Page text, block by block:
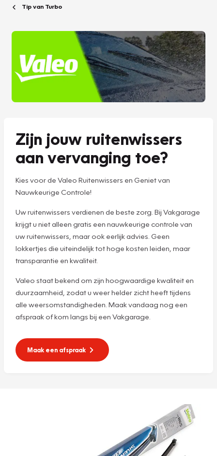
Tip van Turbo
Zijn jouw ruitenwissers
aan vervanging toe?
Kies voor de Valeo Ruitenwissers en Geniet van
Nauwkeurige Controle!
Uw ruitenwissers verdienen de beste zorg. Bij Vakgarage
krijgt u niet alleen gratis een nauwkeurige controle van
uw ruitenwissers, maar ook eerlijk advies. Geen
lokkertjes die uiteindelijk tot hoge kosten leiden, maar
transparantie en kwaliteit.
Valeo staat bekend om zijn hoogwaardige kwaliteit en
duurzaamheid, zodat u weer helder zicht heeft tijdens
alle weersomstandigheden. Maak vandaag nog een
afspraak of kom langs bij een Vakgarage.
Maak een afspraak